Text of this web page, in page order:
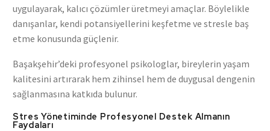
uygulayarak, kalıcı çözümler üretmeyi amaçlar. Böylelikle
danışanlar, kendi potansiyellerini keşfetme ve stresle baş
etme konusunda güçlenir.
Başakşehir’deki profesyonel psikologlar, bireylerin yaşam
kalitesini artırarak hem zihinsel hem de duygusal dengenin
sağlanmasına katkıda bulunur.
Stres Yönetiminde Profesyonel Destek Almanın
Faydaları